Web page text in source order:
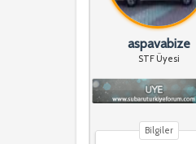
aspavabize
STF Üyesi
Bilgiler